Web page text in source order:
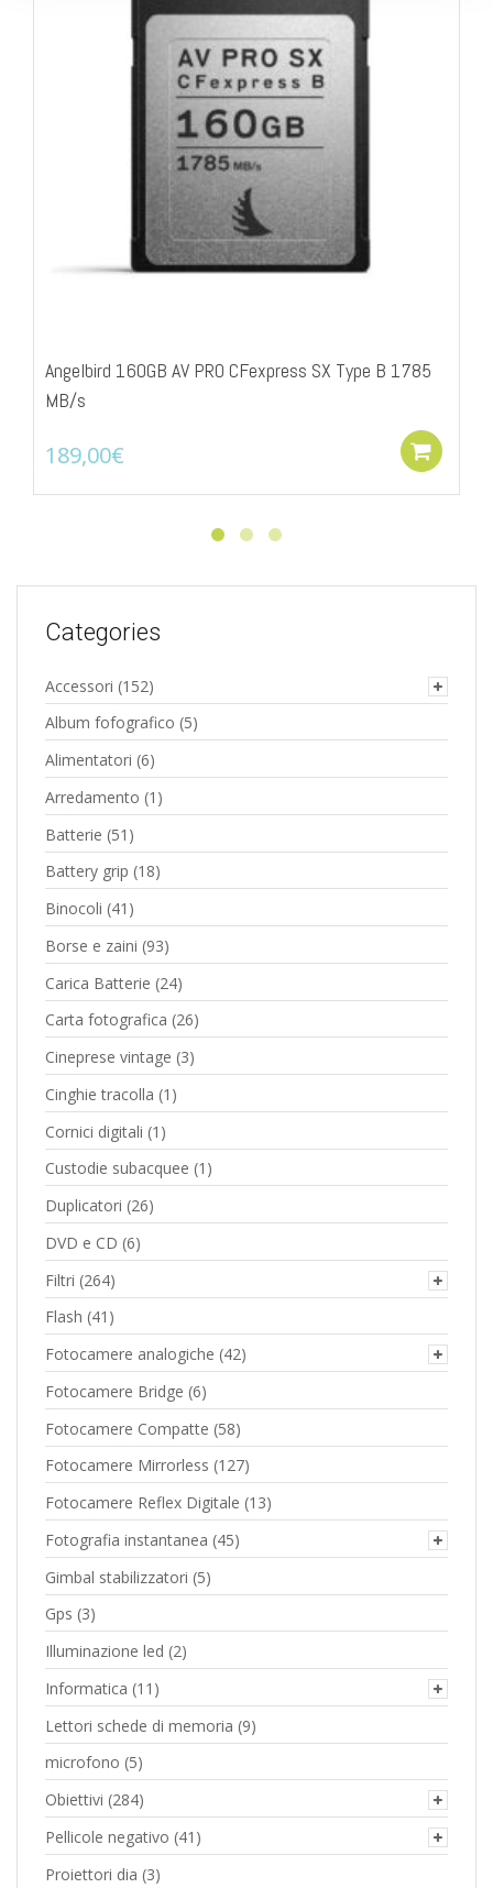
Angelbird 160GB AV PRO CFexpress SX Type B 1785
MB/s
189,00€
Categories
Accessori (152)
Album fofografico (5)
Alimentatori (6)
Arredamento (1)
Batterie (51)
Battery grip (18)
Binocoli (41)
Borse e zaini (93)
Carica Batterie (24)
Carta fotografica (26)
Cineprese vintage (3)
Cinghie tracolla (1)
Cornici digitali (1)
Custodie subacquee (1)
Duplicatori (26)
DVD e CD (6)
Filtri (264)
Flash (41)
Fotocamere analogiche (42)
Fotocamere Bridge (6)
Fotocamere Compatte (58)
Fotocamere Mirrorless (127)
Fotocamere Reflex Digitale (13)
Fotografia instantanea (45)
Gimbal stabilizzatori (5)
Gps (3)
Illuminazione led (2)
Informatica (11)
Lettori schede di memoria (9)
microfono (5)
Obiettivi (284)
Pellicole negativo (41)
Proiettori dia (3)